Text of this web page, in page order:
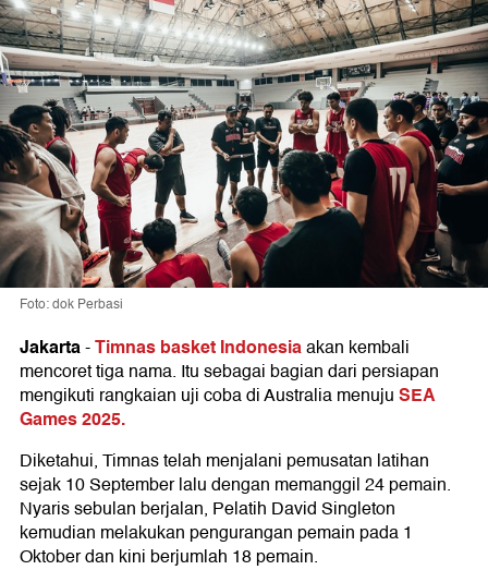
Foto: dok Perbasi
Jakarta-Timnas basket Indonesiaakan kembali
mencoret tiga nama. Itu sebagai bagian dari persiapan
mengikuti rangkaian uji coba di Australia menujuSEA
Games 2025.
Diketahui, Timnas telah menjalani pemusatan latihan
sejak 10 September lalu dengan memanggil 24 pemain.
Nyaris sebulan berjalan, Pelatih David Singleton
kemudian melakukan pengurangan pemain pada 1
Oktober dan kini berjumlah 18 pemain.